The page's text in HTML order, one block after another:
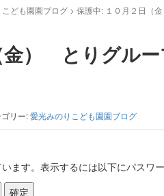
ども園園ブログ> 保護中: １０月２日（
金） とりグル
リー:愛光みのりこども園園ブログ
ます。表示するには以下にパスワ